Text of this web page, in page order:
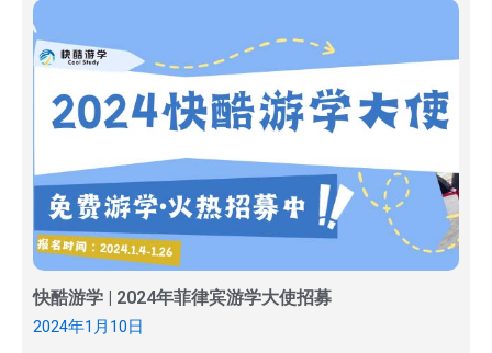
快酷游学 | 2024年菲律宾游学大使招募
2024年1月10日